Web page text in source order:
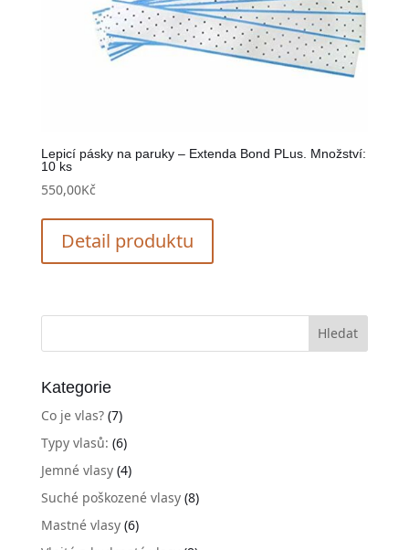
Lepicí pásky na paruky – Extenda Bond PLus. Množství:
10 ks
550,00Kč
Detail produktu
Kategorie
Co je vlas?(7)
Typy vlasů: (6)
Jemné vlasy(4)
Suché poškozené vlasy(8)
Mastné vlasy(6)